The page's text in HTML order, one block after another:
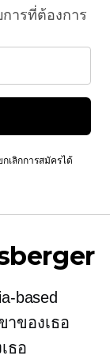
ารที่ต้องการ
เลิกการสมัครได้
based
ของเธอ
ธอ